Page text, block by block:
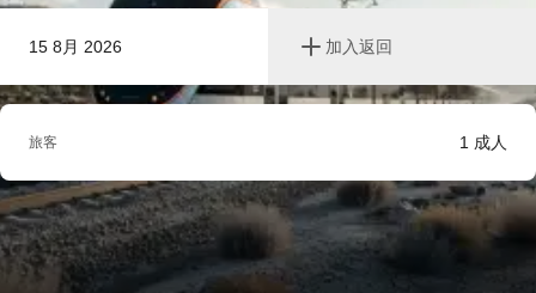
15 8月 2026 加入返回
旅客 1 成人